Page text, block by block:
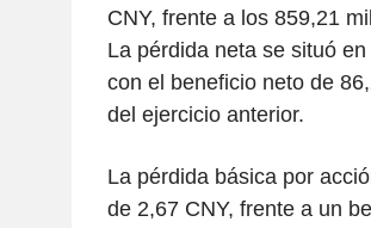
CNY, frente a los 859,21
La pérdida neta se situó
con el beneficio neto de
del ejercicio anterior.
La pérdida básica por
de 2,67 CNY, frente a un